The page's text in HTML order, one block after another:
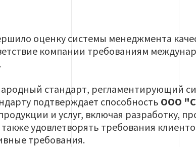
оценку системы менеджмента
компании требованиям
.
стандарт, регламентирующий
подтверждает способность ООО
и услуг, включая разработку,
удовлетворять требования
требования.